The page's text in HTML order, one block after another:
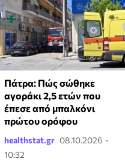
Πάτρα: Πώς σώθηκε
αγοράκι 2,5 ετών που
έπεσε από μπαλκόνι
πρώτου ορόφου
healthstat.gr 08.10.2026 -
10:32